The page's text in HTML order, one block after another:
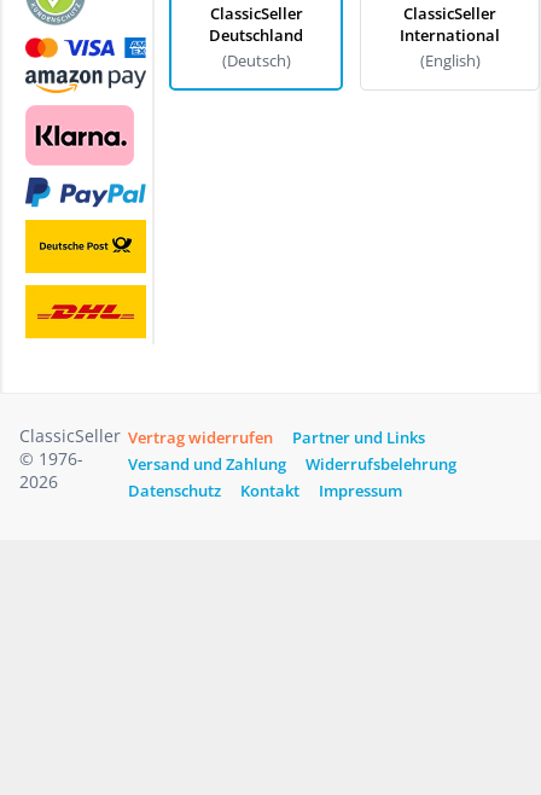
ClassicSeller
Deutschland
(Deutsch)
ClassicSeller
International
(English)
ClassicSeller
© 1976-
2026
Vertrag widerrufen
Partner und Links
Versand und Zahlung
Widerrufsbelehrung
Datenschutz
Kontakt Impressum